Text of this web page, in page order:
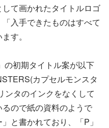
て画かれたタイトルロゴ
入手できたものはすべて
す。
の初期タイトル案が以下
カプセルモンスタ
ンタのインクをなくして
ので紙の資料のようで
と書かれており、「P」